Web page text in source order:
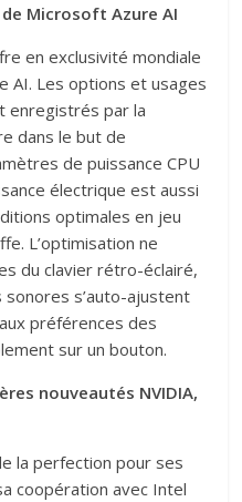
Microsoft Azure AI
en exclusivité mondiale
AI. Les options et usages
enregistrés par la
dans le but de
de puissance CPU
électrique est aussi
optimales en jeu
L’optimisation ne
du clavier rétro-éclairé,
s’auto-ajustent
préférences des
sur un bouton.
nouveautés NVIDIA,
la perfection pour ses
coopération avec Intel